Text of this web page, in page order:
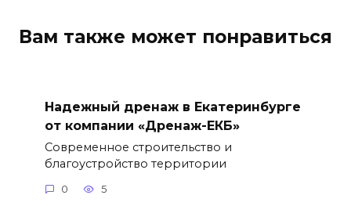
Вам также может понравиться
Надежный дренаж в Екатеринбурге
от компании «Дренаж-ЕКБ»
Современное строительство и
благоустройство территории
0 5